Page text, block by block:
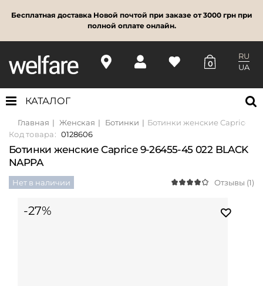
Бесплатная доставка Новой почтой при заказе от 3000 грн при
полной оплате онлайн.
0
RU
UA
КАТАЛОГ
Главная Женская Ботинки
Ботинки женские Caprice 9-
Код товара: 0128606
Ботинки женские Caprice 9-26455-45 022 BLACK
NAPPA
Нет в наличии Отзывы (1)
-27%